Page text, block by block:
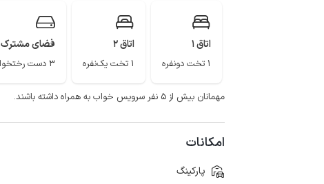
اتاق 1
1 تخت دونفره
اتاق 2
1 تخت یک‌نفره
فضای مشترک
3 دست رختخواب
مهمانان بیش از 5 نفر سرویس خواب به همراه داشته باشند.
امکانات
پارکینگ